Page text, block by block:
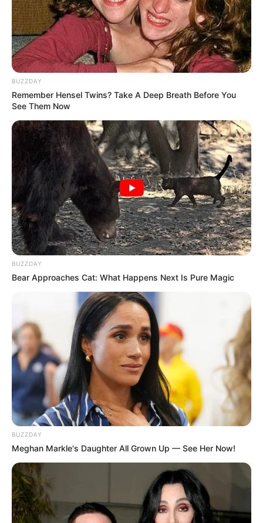
ΣΠΑΜΕ ΤΟ ΜΑΤΡΙΞ – ΤΟ ΒΙΒΛΙΟ
BUZZDAY
Remember Hensel Twins? Take A Deep Breath Before You
See Them Now
BUZZDAY
Bear Approaches Cat: What Happens Next Is Pure Magic
BUZZDAY
Meghan Markle's Daughter All Grown Up — See Her Now!